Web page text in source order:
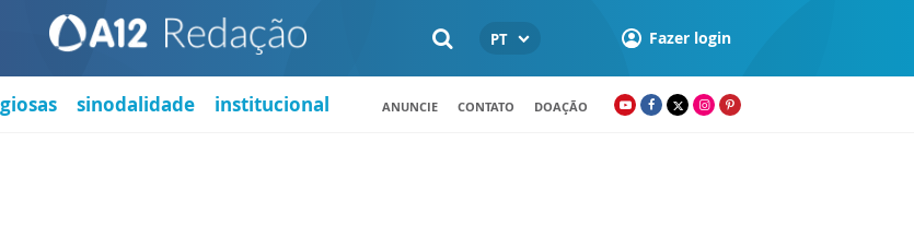
PT Fazer login
sinodalidade institucional ANUNCIE CONTATO DOAÇÃO